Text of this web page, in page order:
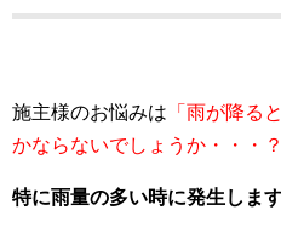
施主様のお悩みは 「雨が降る
かならないでしょうか・・・？
特に雨量の多い時に発生しま